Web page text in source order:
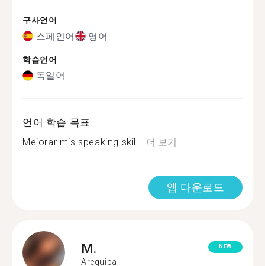
구사언어
스페인어 영어
학습언어
독일어
언어 학습 목표
Mejorar mis speaking skill...더 보기
앱 다운로드
M.
Arequipa
NEW